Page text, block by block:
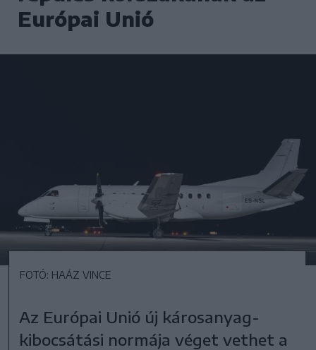
Európai Unió
FOTÓ: HAÁZ VINCE
Az Európai Unió új károsanyag-
kibocsátási normája véget vethet a